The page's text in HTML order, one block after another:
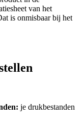
van het
is onmisbaar bij het
je drukbestanden